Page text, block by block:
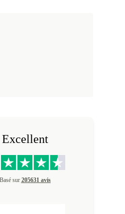
Excellent
Basé sur 205631 avis